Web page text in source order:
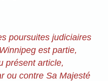
poursuites judiciaires
est partie,
présent article,
ou contre Sa Majesté